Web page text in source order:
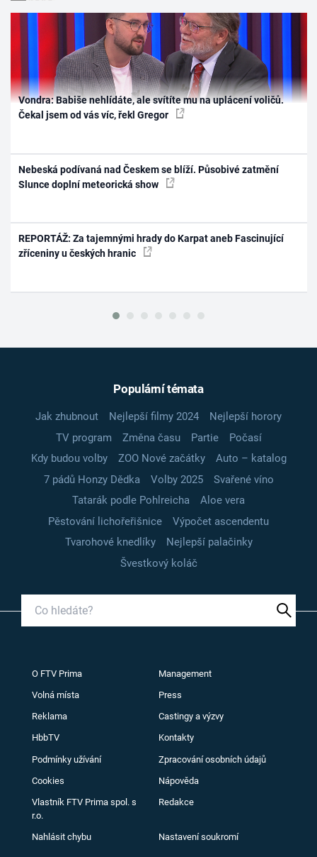
Vondra: Babiše nehlídáte, ale svítíte mu na uplácení voličů.
Čekal jsem od vás víc, řekl Gregor
Nebeská podívaná nad Českem se blíží. Působivé zatmění
Slunce doplní meteorická show
REPORTÁŽ: Za tajemnými hrady do Karpat aneb Fascinující
zříceniny u českých hranic
Populární témata
Jak zhubnout Nejlepší filmy 2024
Nejlepší horory
TV program
Změna času Partie
Počasí
Kdy budou volby
ZOO Nové začátky
Auto – katalog
7 pádů Honzy Dědka
Volby 2025
Svařené víno
Tatarák podle Pohlreicha
Aloe vera
Pěstování lichořeřišnice
Výpočet ascendentu
Tvarohové knedlíky
Nejlepší palačinky
Švestkový koláč
O FTV Prima Management
Volná místa Press
Reklama Castingy a výzvy
HbbTV Kontakty
Podmínky užívání Zpracování osobních údajů
Cookies Nápověda
Vlastník FTV Prima spol. s
r.o.
Redakce
Nahlásit chybu Nastavení soukromí